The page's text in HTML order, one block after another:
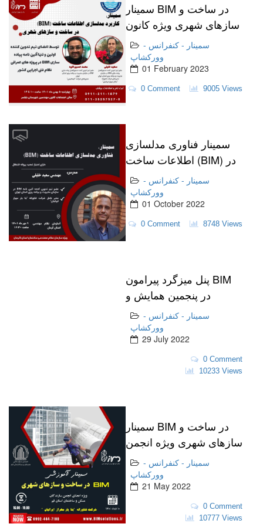
سمینار BIM در ساخت و
سازهای شهری ویژه کانون
مهندسین بابلسر
سمینار - کنفرانس -
وورکشاپ
01 February 2023
0 Comment 9005 Views
سمینار فناوری مدلسازی
اطلاعات ساخت (BIM) در
سازمان نظام مهندسی
استان کرمان .
سمینار - کنفرانس -
وورکشاپ
01 October 2022
0 Comment 8748 Views
پنل میزگرد پیرامون BIM
در پنجمین همایش و
نمایشگاه بین المللی آتش
سمینار - کنفرانس -
وورکشاپ
29 July 2022
0 Comment
10233 Views
سمینار BIM در ساخت و
سازهای شهری ویژه انجمن
سازندگان مسکن و
سازندگان استان قم
سمینار - کنفرانس -
وورکشاپ
21 May 2022
0 Comment
10777 Views